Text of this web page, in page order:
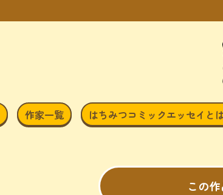
作家一覧 はちみつコミックエッセイと
この